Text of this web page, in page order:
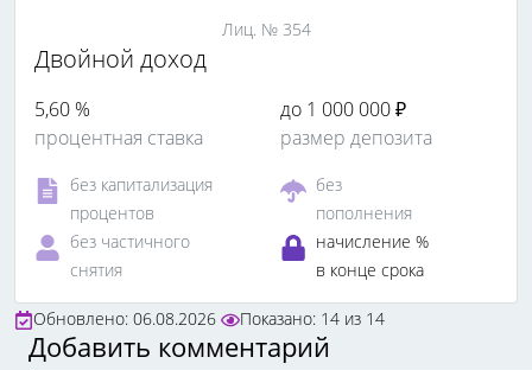
Лиц. № 354
Двойной доход
5,60 %
процентная ставка
до 1 000 000 ₽
размер депозита
без капитализация
процентов
без
пополнения
без частичного
снятия
начисление %
в конце срока
Обновлено: 06.08.2026 Показано: 14 из 14
Добавить комментарий